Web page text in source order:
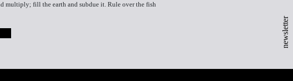
newsletter
multiply; fill the earth and subdue it. Rule over the fish